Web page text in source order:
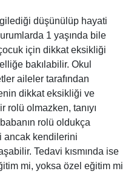
düşünülüp hayati
1 yaşında bile
için dikkat eksikliği
bakılabilir. Okul
aileler tarafından
dikkat eksikliği ve
rolü olmazken, tanıyı
rolü oldukça
ancak kendilerini
Tedavi kısmında ise
mi, yoksa özel eğitim mi